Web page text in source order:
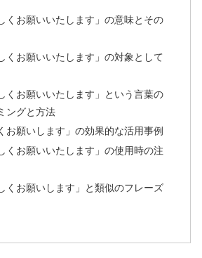
くお願いいたします」の意味とその
くお願いいたします」の対象として
くお願いいたします」という言葉の
ングと方法
お願いします」の効果的な活用事例
くお願いいたします」の使用時の注
くお願いします」と類似のフレーズ